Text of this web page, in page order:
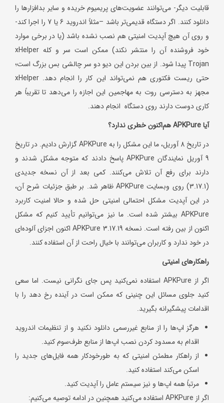
قابلیت‌ دیگر- می‌توانند عضویت‌های پریمیوم خریده و سایر بدافزارها را
دانلود کنند. اگر دستگاه قدیمی‌تر باشد –مثلاً اندروید 6 یا 7 را اجرا کند-
و روی آن هیچ آپدیت امنیتی هم نصب نشده باشد (یا در برخی موارد
خود فروشنده آن را منتشر نکند) ممکن است سر و کله xHelper
Trojan پیدا شود. از بین بردن این دیو دو سر چالشی بس بزرگ است؛
حتی ریست فکتوری هم نمی‌تواند این کار را انجام دهد. xHelper
مجهز به دسترسی روت به مهاجمین این اجازه را می‌دهد تا تقریباً هر
کاری دوست دارند روی دستگاه انجام دهند.
آیاAPKPureهم‌اکنون خطری ندارد؟
در تاریخ 8 آوریل، ما این مشکل را به APKPure گزارش دادیم. در تاریخ
9 آوریل نمایندگان APKPure پاسخ دادند که متوجه مشکل شدند و
دارند برای رفع آن تلاش می‌کنند. کمی بعد از آن نسخه جدیدی
(3.17.1) روی وبسایت APKPure ظاهر شد. بر طبق جزئیات شرح آن،
در این آپدیت مشکل احتمالی امنیتی حل شده و حالا امنیت کاربرد
APKPure بیشتر شده است. ما نیز می‌توانیم تأیید کنیم که مشکل
اکنون از بین رفته است. نسخه 3.17.19 APKPure اکنون اجزای آلوده‌ای
در خود ندارد و کاربران می‌توانند با خیال راحت از آن استفاده کنند.
راهکارهای امنیتی
اگر از APKPure استفاده نمی‌کنید پس جای نگرانی نیست. اما سعی
کنید جلوی مسائل این چنینی که ممکن است در آینده رخ دهد را با
اقدامات پیشگیرانه بگیرید.
هرگز اپ‌ها را از منابع غیررسمی دانلود نکنید و از تنظیمات اندروید
اقدام به مسدود کردن نصب اپ‌ها از منابع طر‌ف‌سوم کنید.
از راهکار مطمئن امنیتی که به طورخودکار همه فایل‌های جدید را
اسکن می‌کند استفاده کنید.
مرتباً همه اپ‌ها و نیز سیستم عامل را آپدیت کنید.
اگر از APKPure استفاده می‌کنید همچنین در ادامه توصیه می‌کنیم: